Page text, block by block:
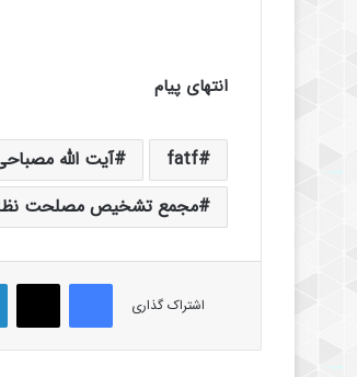
انتهای پیام
fatf آیت الله
مجمع تشخیص مصلحت
اشتراک گذاری
فیس بوک